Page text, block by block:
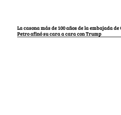
La casona más de 100 años de la embajada
Petro afinó su cara a cara con Trump